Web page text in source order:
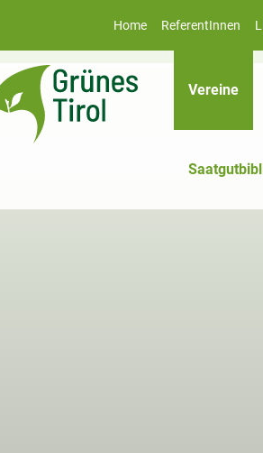
Home ReferentInnen
Vereine